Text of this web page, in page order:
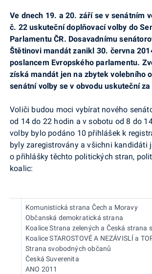
Ve dnech 19. a 20. září se v senátním
č. 22 uskuteční doplňovací volby do
Parlamentu ČR. Dosavadnímu
Štětinovi mandát zanikl 30. června
poslancem Evropského parlamentu.
získá mandát jen na zbytek volebního
senátní volby se v obvodu uskuteční za
Voliči budou moci vybírat nového
od 14 do 22 hodin a v sobotu od 8 do
volby bylo podáno 10 přihlášek k
byly zaregistrovány a všichni kandidáti
o přihlášky těchto politických stran,
koalic:
Komunistická strana Čech a Moravy
Občanská demokratická strana
Koalice Strana zelených a Česká strana
Koalice STAROSTOVÉ A NEZÁVISLÍ a
Strana svobodných občanů
Česká Suverenita
ANO 2011